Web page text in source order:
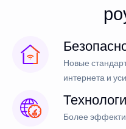
Новые
интернета и
Более